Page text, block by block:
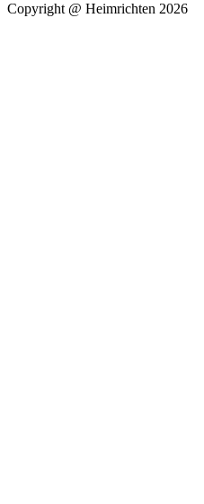
Copyright @ Heimrichten 2026